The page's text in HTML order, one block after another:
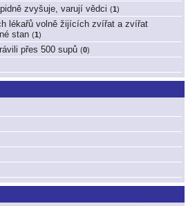
zvyšuje, varují vědci (1 )
lékařů volně žijících zvířat a zvířat
stan (1 )
přes 500 supů (0)